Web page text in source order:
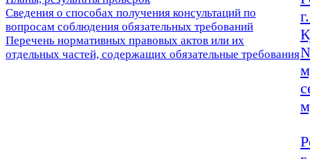
Сведения о способах получения консультаций по
вопросам соблюдения обязательных требований
Перечень нормативных правовых актов или их
отдельных частей, содержащих обязательные требования